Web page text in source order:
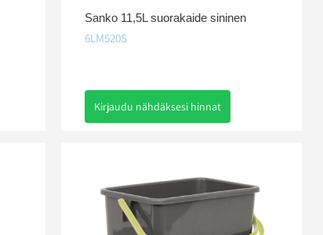
Sanko 11,5L suorakaide sininen
6LM520S
Kirjaudu nähdäksesi hinnat